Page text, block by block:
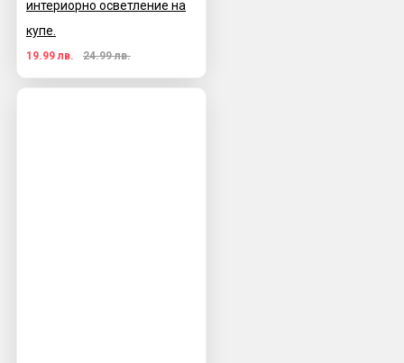
интериорно осветление на
купе.
19.99 лв. 24.99 лв.